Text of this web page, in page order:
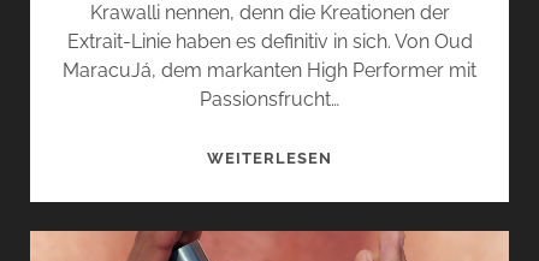
Krawalli nennen, denn die Kreationen der
Extrait-Linie haben es definitiv in sich. Von Oud
MaracuJá, dem markanten High Performer mit
Passionsfrucht…
WEITERLESEN